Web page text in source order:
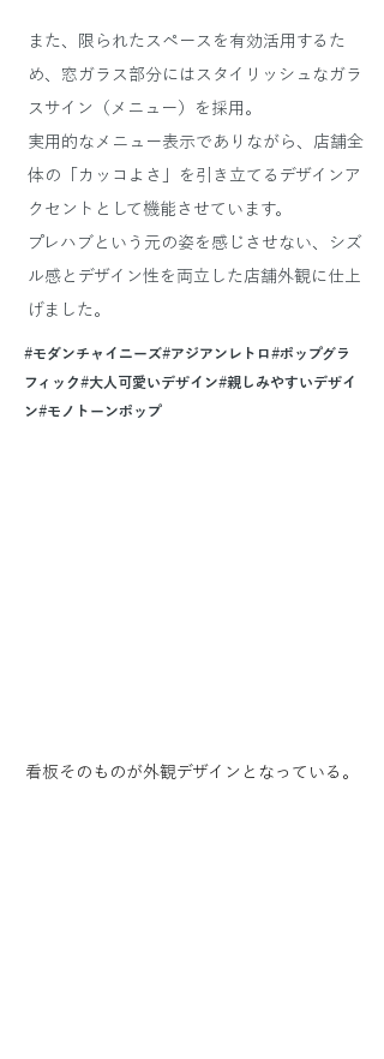
また、限られたスペースを有効活用するた
め、窓ガラス部分にはスタイリッシュなガラ
スサイン（メニュー）を採用。
実用的なメニュー表示でありながら、店舗全
体の「カッコよさ」を引き立てるデザインア
クセントとして機能させています。
プレハブという元の姿を感じさせない、シズ
ル感とデザイン性を両立した店舗外観に仕上
げました。
#モダンチャイニーズ#アジアンレトロ#ポップグラ
フィック#大人可愛いデザイン#親しみやすいデザイ
ン#モノトーンポップ
看板そのものが外観デザインとなっている。